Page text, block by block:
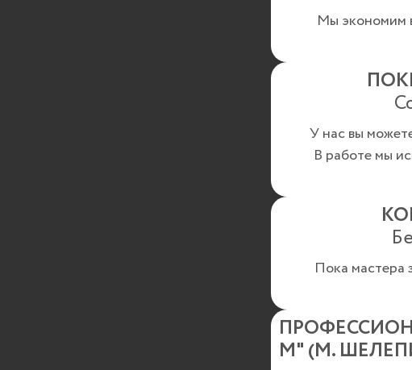
Мы экономим
У нас вы
В работе мы
Пока мастера
М" (М.